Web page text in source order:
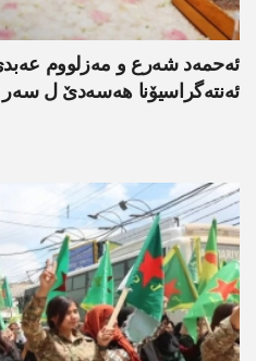
ئەحمەد شەرع و مەزلووم
ئەنتەگراسیۆنا ھەسەدێ ل سەر